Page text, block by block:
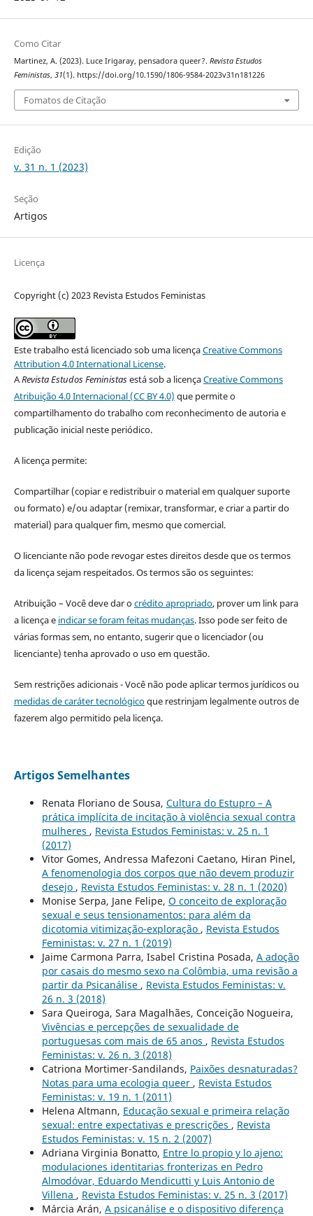
Como Citar
Martinez, A. (2023). Luce Irigaray, pensadora queer?. Revista Estudos
Feministas, 31(1). https://doi.org/10.1590/1806-9584-2023v31n181226
Fomatos de Citação
Edição
v. 31 n. 1 (2023)
Seção
Artigos
Licença
Copyright (c) 2023 Revista Estudos Feministas
Este trabalho está licenciado sob uma licençaCreative Commons
Attribution 4.0 International License.
ARevista Estudos Feministasestá sob a licençaCreative Commons
Atribuição 4.0 Internacional (CC BY 4.0) que permite o
compartilhamento do trabalho com reconhecimento de autoria e
publicação inicial neste periódico.
A licença permite:
Compartilhar (copiar e redistribuir o material em qualquer suporte
ou formato) e/ou adaptar (remixar, transformar, e criar a partir do
material) para qualquer fim, mesmo que comercial.
O licenciante não pode revogar estes direitos desde que os termos
da licença sejam respeitados. Os termos são os seguintes:
Atribuição – Você deve dar ocrédito apropriado, prover um link para
a licença e indicar se foram feitas mudanças. Isso pode ser feito de
várias formas sem, no entanto, sugerir que o licenciador (ou
licenciante) tenha aprovado o uso em questão.
Sem restrições adicionais - Você não pode aplicar termos jurídicos ou
medidas de caráter tecnológicoque restrinjam legalmente outros de
fazerem algo permitido pela licença.
Artigos Semelhantes
Renata Floriano de Sousa, Cultura do Estupro – A
prática implícita de incitação à violência sexual contra
mulheres , Revista Estudos Feministas: v. 25 n. 1
(2017)
Vitor Gomes, Andressa Mafezoni Caetano, Hiran Pinel,
A fenomenologia dos corpos que não devem produzir
desejo , Revista Estudos Feministas: v. 28 n. 1 (2020)
Monise Serpa, Jane Felipe, O conceito de exploração
sexual e seus tensionamentos: para além da
dicotomia vitimização-exploração , Revista Estudos
Feministas: v. 27 n. 1 (2019)
Jaime Carmona Parra, Isabel Cristina Posada, A adoção
por casais do mesmo sexo na Colômbia, uma revisão a
partir da Psicanálise , Revista Estudos Feministas: v.
26 n. 3 (2018)
Sara Queiroga, Sara Magalhães, Conceição Nogueira,
Vivências e percepções de sexualidade de
portuguesas com mais de 65 anos , Revista Estudos
Feministas: v. 26 n. 3 (2018)
Catriona Mortimer-Sandilands, Paixões desnaturadas?
Notas para uma ecologia queer , Revista Estudos
Feministas: v. 19 n. 1 (2011)
Helena Altmann, Educação sexual e primeira relação
sexual: entre expectativas e prescrições , Revista
Estudos Feministas: v. 15 n. 2 (2007)
Adriana Virginia Bonatto, Entre lo propio y lo ajeno:
modulaciones identitarias fronterizas en Pedro
Almodóvar, Eduardo Mendicutti y Luis Antonio de
Villena , Revista Estudos Feministas: v. 25 n. 3 (2017)
Márcia Arán, A psicanálise e o dispositivo diferença